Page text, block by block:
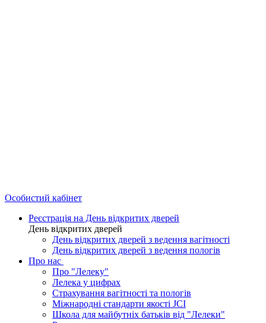
Особистий кабінет
Реєстрація на День відкритих дверей
День відкритих дверей
День відкритих дверей з ведення вагітності
День відкритих дверей з ведення пологів
Про нас
Про "Лелеку"
Лелека у цифрах
Страхування вагітності та пологів
Міжнародні стандарти якості JCI
Школа для майбутніх батьків від "Лелеки"